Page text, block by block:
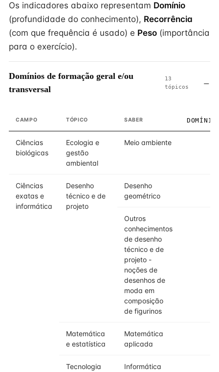
Os indicadores abaixo representam Domínio
(profundidade do conhecimento), Recorrência
(com que frequência é usado) e Peso (importância
para o exercício).
Domínios de formação geral e/ou
transversal
13
tópicos
CAMPO TÓPICO SABER DOMÍNIO
Ciências
biológicas
Ecologia e
gestão
ambiental
Meio ambiente
Ciências
exatas e
informática
Desenho
técnico e de
projeto
Desenho
geométrico
Outros
conhecimentos
de desenho
técnico e de
projeto -
noções de
desenhos de
moda em
composição
de figurinos
Matemática
e estatística
Matemática
aplicada
Tecnologia
Informática